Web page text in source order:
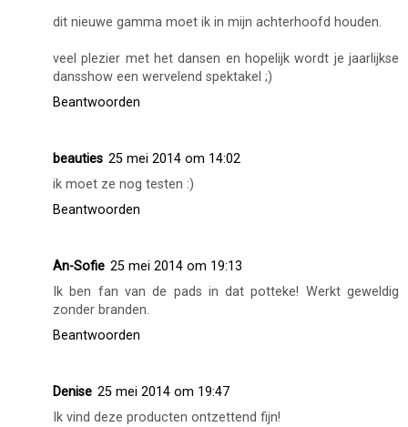
dit nieuwe gamma moet ik in mijn achterhoofd houden.
veel plezier met het dansen en hopelijk wordt je jaarlijkse
dansshow een wervelend spektakel ;)
Beantwoorden
beauties 25 mei 2014 om 14:02
ik moet ze nog testen :)
Beantwoorden
An-Sofie 25 mei 2014 om 19:13
Ik ben fan van de pads in dat potteke! Werkt geweldig
zonder branden.
Beantwoorden
Denise 25 mei 2014 om 19:47
Ik vind deze producten ontzettend fijn!